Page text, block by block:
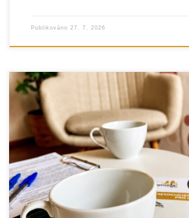
Publikováno 27. 7. 2026
Organizace EUROTOPIA.CZ, o. p. s.,
v realizaci resocializačního programu v
Jeho hlavním cílem je pomáhat dospělým
[…]